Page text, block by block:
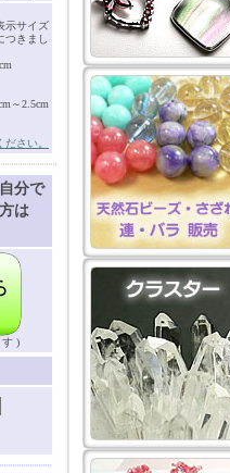
示サイズ
きまし
～2.5cm
さい。
分で
は
)